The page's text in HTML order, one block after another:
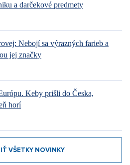
a darčekové predmety
Nebojí sa výrazných farieb a
jej značky
Keby prišli do Česka,
horí
VŠETKY NOVINKY